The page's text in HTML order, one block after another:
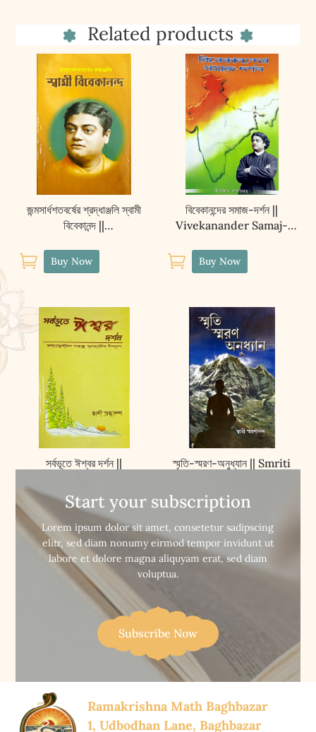
Related products
জন্মসার্ধশতবর্ষের শ্রদ্ধাঞ্জলি স্বামী
বিবেকানন্দ ||
r Shraddhanjali Swami
Vivekananda
 Buy Now
বিবেকানন্দের সমাজ-দর্শন ||
Vivekanander Samaj-
 Buy Now
সর্বভূতে ঈশ্বর দর্শন ||
Darshan
 Buy Now
স্মৃতি-স্মরণ-অনুধ্যান || Smriti
Buy Now
Start your subscription
Lorem ipsum dolor sit amet, consetetur sadipscing
elitr, sed diam nonumy eirmod tempor invidunt ut
labore et dolore magna aliquyam erat, sed diam
voluptua.
Subscribe Now
Ramakrishna Math Baghbazar
1, Udbodhan Lane, Baghbazar